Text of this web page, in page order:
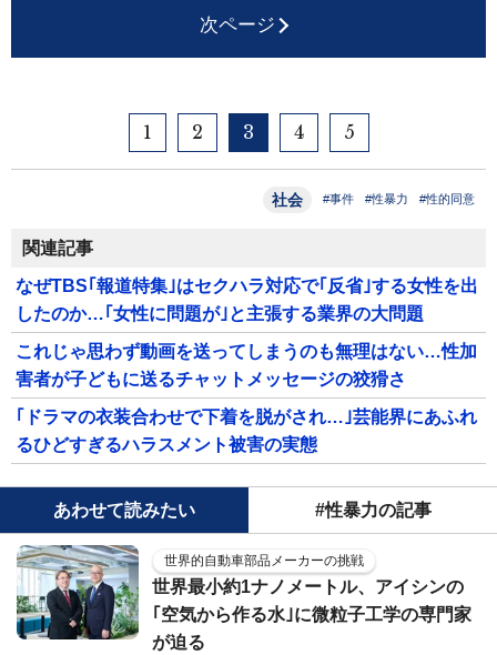
次ページ
1 2 3 4 5
社会 #事件 #性暴力 #性的同意
関連記事
なぜTBS｢報道特集｣はセクハラ対応で｢反省｣する女性を出
したのか…｢女性に問題が｣と主張する業界の大問題
これじゃ思わず動画を送ってしまうのも無理はない…性加
害者が子どもに送るチャットメッセージの狡猾さ
｢ドラマの衣装合わせで下着を脱がされ…｣芸能界にあふれ
るひどすぎるハラスメント被害の実態
あわせて読みたい #性暴力の記事
世界的自動車部品メーカーの挑戦
世界最小約1ナノメートル、アイシンの
｢空気から作る水｣に微粒子工学の専門家
が迫る